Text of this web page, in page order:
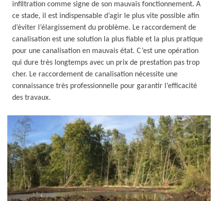
infiltration comme signe de son mauvais fonctionnement. A
ce stade, il est indispensable d’agir le plus vite possible afin
d’éviter l’élargissement du problème. Le raccordement de
canalisation est une solution la plus fiable et la plus pratique
pour une canalisation en mauvais état. C’est une opération
qui dure très longtemps avec un prix de prestation pas trop
cher. Le raccordement de canalisation nécessite une
connaissance très professionnelle pour garantir l’efficacité
des travaux.